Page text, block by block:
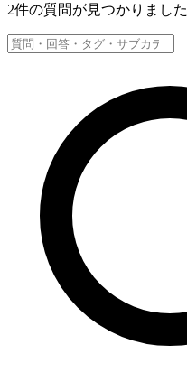
2件の質問が見つかりました